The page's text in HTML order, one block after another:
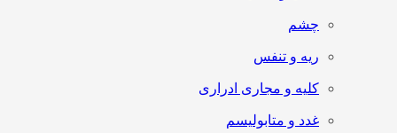
چشم
ریه و تنفس
کلیه و مجاری ادراری
غدد و متابولیسم